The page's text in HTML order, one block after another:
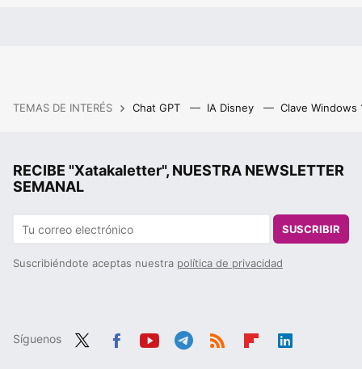
TEMAS DE INTERÉS Chat GPT IA Disney Clave Windows
RECIBE "Xatakaletter", NUESTRA NEWSLETTER
SEMANAL
SUSCRIBIR
Suscribiéndote aceptas nuestra política de privacidad
Síguenos